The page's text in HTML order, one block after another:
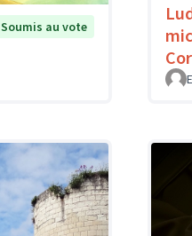
Soumis au vote